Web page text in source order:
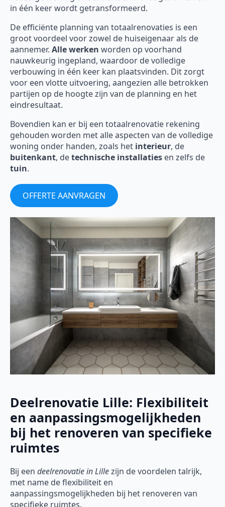
in één keer wordt getransformeerd.
De efficiënte planning van totaalrenovaties is een
groot voordeel voor zowel de huiseigenaar als de
aannemer. Alle werken worden op voorhand
nauwkeurig ingepland, waardoor de volledige
verbouwing in één keer kan plaatsvinden. Dit zorgt
voor een vlotte uitvoering, aangezien alle betrokken
partijen op de hoogte zijn van de planning en het
eindresultaat.
Bovendien kan er bij een totaalrenovatie rekening
gehouden worden met alle aspecten van de volledige
woning onder handen, zoals het interieur, de
buitenkant, detechnische installaties en zelfs de
tuin.
OFFERTE AANVRAGEN
Deelrenovatie Lille: Flexibiliteit
en aanpassingsmogelijkheden
bij het renoveren van specifieke
ruimtes
Bij een deelrenovatiein Lillezijn de voordelen talrijk,
met name de flexibiliteit en
aanpassingsmogelijkheden bij het renoveren van
specifieke ruimtes.